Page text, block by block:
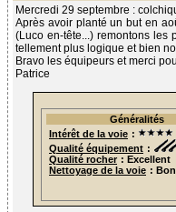
Mercredi 29 septembre :
Après avoir planté un but en
(Luco en-tête...) remontons
tellement plus logique et bien
Bravo les équipeurs et merci
Patrice
Généralités
Intérêt de la voie :
Qualité équipement :
Qualité rocher : Excellent
Nettoyage de la voie : Bon